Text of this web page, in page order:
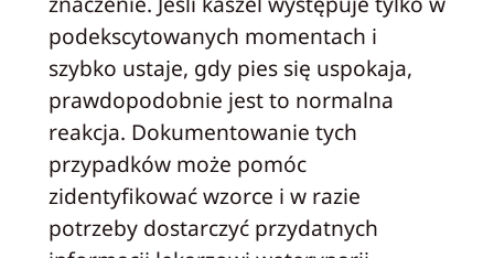
podekscytowanych momentach i
szybko ustaje, gdy pies się uspokaja,
prawdopodobnie jest to normalna
reakcja. Dokumentowanie tych
przypadków może pomóc
zidentyfikować wzorce i w razie
potrzeby dostarczyć przydatnych